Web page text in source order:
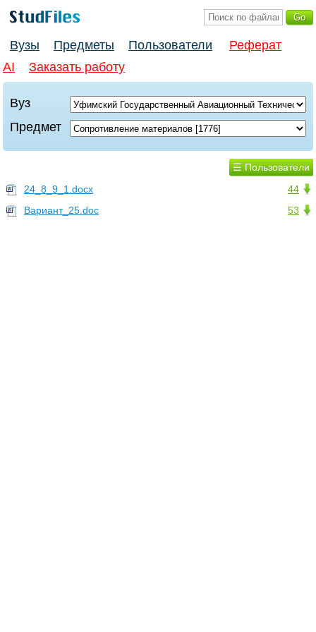
Вузы Предметы Пользователи
Реферат
AI
Заказать работу
Вуз
Предмет
☰ Пользователи
44
24_8_9_1.docx
53
Вариант_25.doc